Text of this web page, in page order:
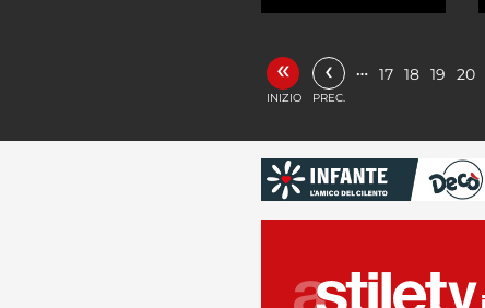
«
INIZIO
‹
PREC.
… 17 18 19 20